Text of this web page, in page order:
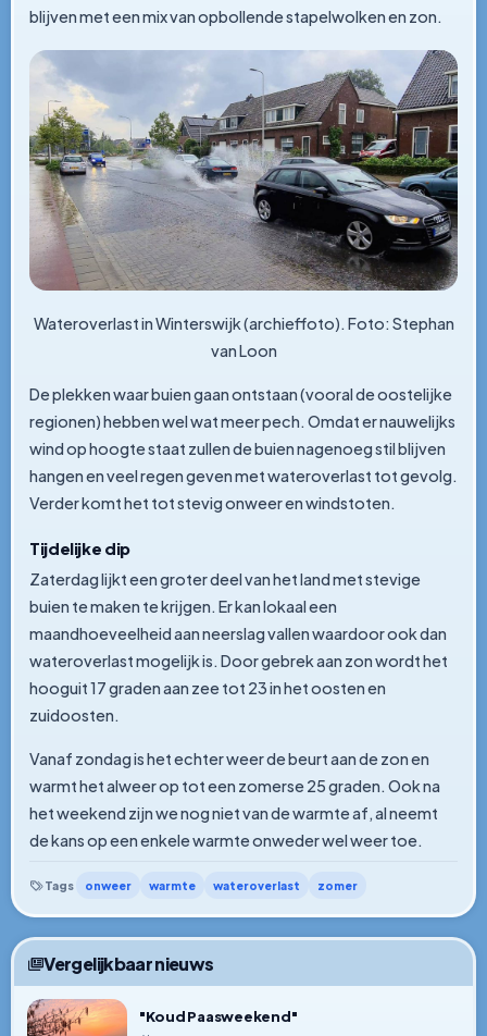
blijven met een mix van opbollende stapelwolken en zon.
Wateroverlast in Winterswijk (archieffoto). Foto: Stephan
van Loon
De plekken waar buien gaan ontstaan (vooral de oostelijke
regionen) hebben wel wat meer pech. Omdat er nauwelijks
wind op hoogte staat zullen de buien nagenoeg stil blijven
hangen en veel regen geven met wateroverlast tot gevolg.
Verder komt het tot stevig onweer en windstoten.
Tijdelijke dip
Zaterdag lijkt een groter deel van het land met stevige
buien te maken te krijgen. Er kan lokaal een
maandhoeveelheid aan neerslag vallen waardoor ook dan
wateroverlast mogelijk is. Door gebrek aan zon wordt het
hooguit 17 graden aan zee tot 23 in het oosten en
zuidoosten.
Vanaf zondag is het echter weer de beurt aan de zon en
warmt het alweer op tot een zomerse 25 graden. Ook na
het weekend zijn we nog niet van de warmte af, al neemt
de kans op een enkele warmte onweder wel weer toe.
Tags onweer warmte wateroverlast zomer
Vergelijkbaar nieuws
"Koud Paasweekend"